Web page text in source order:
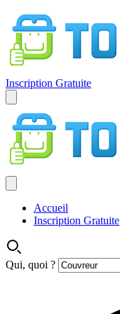
Inscription Gratuite
Accueil
Inscription Gratuite
Qui, quoi ?